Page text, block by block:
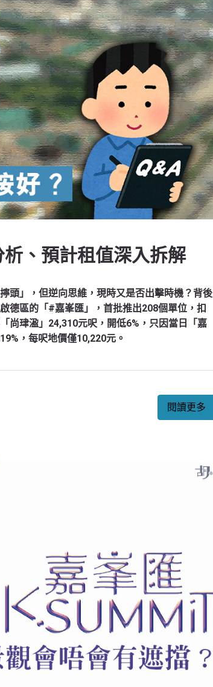
析、預計租值深入拆解
頭」，但逆向思維，現時又是否出擊時機？背後
德區的「#嘉峯匯」，首批推出208個單位，扣
尚珒溋」24,310元呎，開低6%，只因當日「嘉
，每呎地價僅10,220元。
閱讀更多